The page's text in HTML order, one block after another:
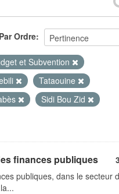
Par Ordre
et Subvention
Tataouine
Sidi Bou Zid
finances publiques
publiques, dans le secteur